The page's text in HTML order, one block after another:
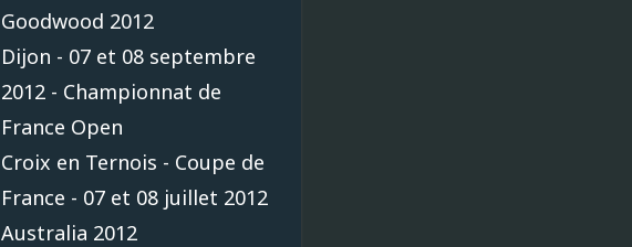
Goodwood 2012
Dijon - 07 et 08 septembre
2012 - Championnat de
France Open
Croix en Ternois - Coupe de
France - 07 et 08 juillet 2012
Australia 2012